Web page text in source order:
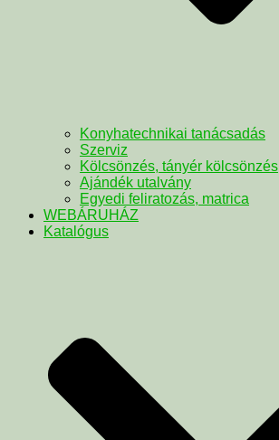
Konyhatechnikai tanácsadás
Szerviz
Kölcsönzés, tányér kölcsönzés
Ajándék utalvány
Egyedi feliratozás, matrica
WEBÁRUHÁZ
Katalógus